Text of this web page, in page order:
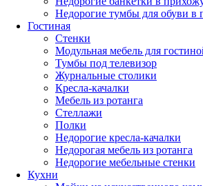
Недорогие тумбы для обуви в
Гостиная
Стенки
Модульная мебель для
Тумбы под телевизор
Журнальные столики
Кресла-качалки
Мебель из ротанга
Стеллажи
Полки
Недорогие кресла-качалки
Недорогая мебель из ротанга
Недорогие мебельные стенки
Кухни